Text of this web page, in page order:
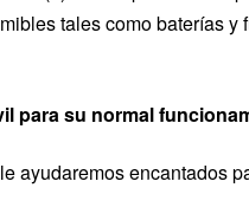
tales como baterías y
para su normal
ayudaremos encantados